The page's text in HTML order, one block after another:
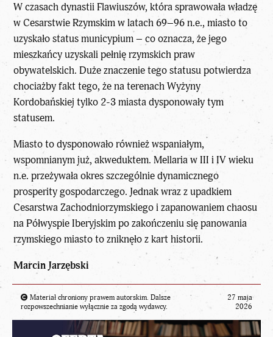
W czasach dynastii Flawiuszów, która sprawowała władzę
w Cesarstwie Rzymskim w latach 69–96 n.e., miasto to
uzyskało status municypium – co oznacza, że jego
mieszkańcy uzyskali pełnię rzymskich praw
obywatelskich. Duże znaczenie tego statusu potwierdza
chociażby fakt tego, że na terenach Wyżyny
Kordobańskiej tylko 2-3 miasta dysponowały tym
statusem.
Miasto to dysponowało również wspaniałym,
wspomnianym już, akweduktem. Mellaria w III i IV wieku
n.e. przeżywała okres szczególnie dynamicznego
prosperity gospodarczego. Jednak wraz z upadkiem
Cesarstwa Zachodniorzymskiego i zapanowaniem chaosu
na Półwyspie Iberyjskim po zakończeniu się panowania
rzymskiego miasto to zniknęło z kart historii.
Marcin Jarzębski
Materiał chroniony prawem autorskim. Dalsze
rozpowszechnianie wyłącznie za zgodą wydawcy.
27 maja
2026